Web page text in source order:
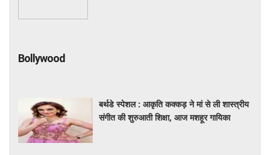
Bollywood
बर्थडे स्पेशल : आकृति कक्कड़ ने मां से ली शास्त्रीय
संगीत की शुरुआती शिक्षा, आज मशहूर गायिका